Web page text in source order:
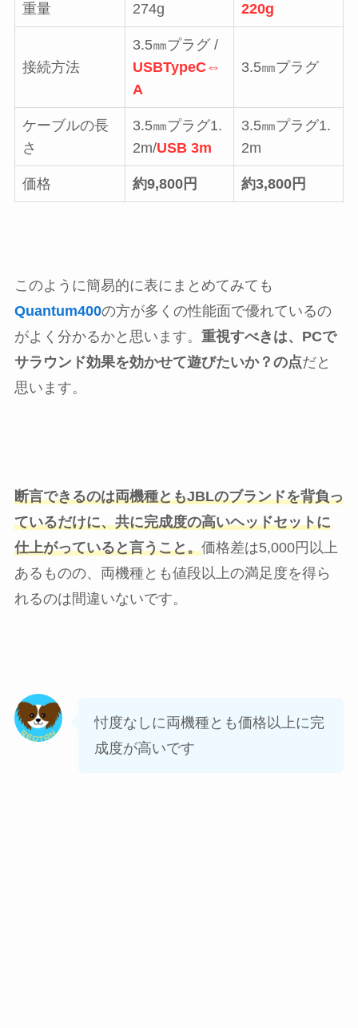
重量 274g 220g
接続方法
3.5㎜プラグ /
USBTypeC⇔
A
3.5㎜プラグ
ケーブルの長
さ
3.5㎜プラグ1.
2m/USB 3m
3.5㎜プラグ1.
2m
価格 約9,800円 約3,800円
このように簡易的に表にまとめてみても
Quantum400の方が多くの性能面で優れているの
がよく分かるかと思います。 重視すべきは、PCで
サラウンド効果を効かせて遊びたいか？の点だと
思います。
断言できるのは両機種ともJBLのブランドを背負っ
ているだけに、共に完成度の高いヘッドセットに
仕上がっていると言うこと。価格差は5,000円以上
あるものの、両機種とも値段以上の満足度を得ら
れるのは間違いないです。
忖度なしに両機種とも価格以上に完
成度が高いです